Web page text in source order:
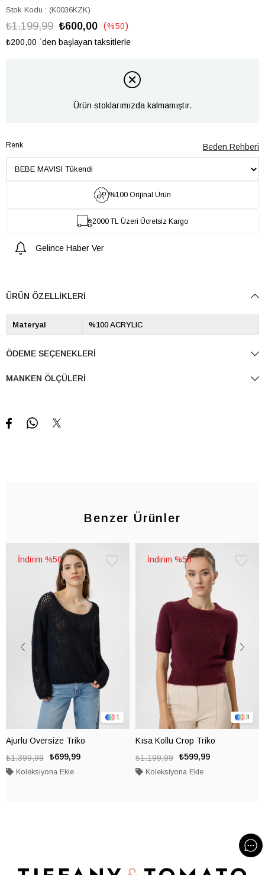
Stok Kodu (K0036KZK)
₺1.199,99 ₺600,00 %50
İndirim
₺200,00 `den başlayan taksitlerle
Ürün stoklarımızda kalmamıştır.
Renk Beden Rehberi
%100 Orijinal Ürün
2000 TL Üzeri Ücretsiz Kargo
Gelince Haber Ver
ÜRÜN ÖZELLIKLERI
Materyal %100 ACRYLIC
ÖDEME SEÇENEKLERI
MANKEN ÖLÇÜLERI
Benzer Ürünler
1
Ajurlu Oversize Triko
₺699,99
₺1.399,99
Koleksiyona Ekle
%50
3
Kısa Kollu Crop Triko
₺599,99
₺1.199,99
Koleksiyona Ekle
%50